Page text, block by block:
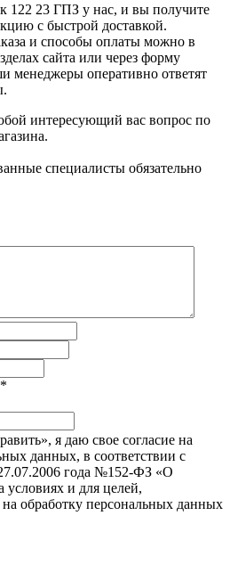
122 23 ГПЗ у нас, и вы получите
с быстрой доставкой.
и способы оплаты можно в
сайта или через форму
менеджеры оперативно ответят
интересующий вас вопрос по
специалисты обязательно
*
я даю свое согласие на
данных, в соответствии с
года №152-ФЗ «О
и для целей,
обработку персональных данных